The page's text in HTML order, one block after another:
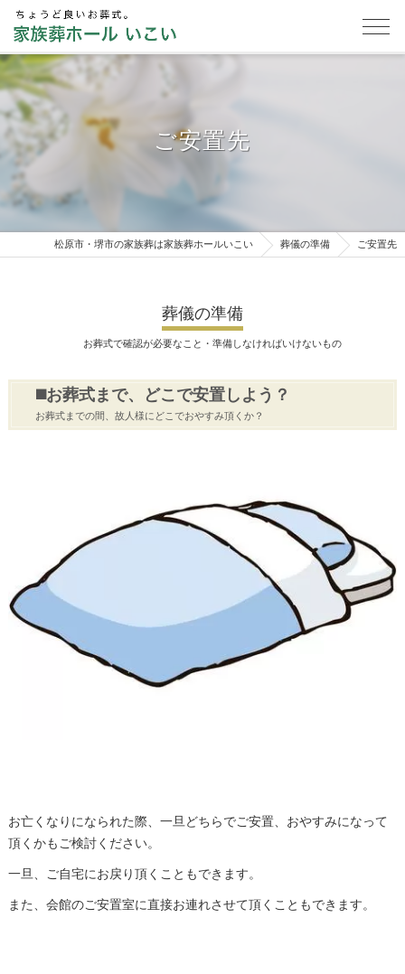
ご安置先
松原市・堺市の家族葬は家族葬ホールいこい 葬儀の準備 ご安置先
葬儀の準備
お葬式で確認が必要なこと・準備しなければいけないもの
◼️お葬式まで、どこで安置しよう？
お葬式までの間、故人様にどこでおやすみ頂くか？
お亡くなりになられた際、一旦どちらでご安置、おやすみになって
頂くかもご検討ください。
一旦、ご自宅にお戻り頂くこともできます。
また、会館のご安置室に直接お連れさせて頂くこともできます。